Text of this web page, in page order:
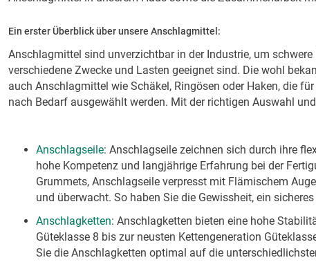
Ein erster Überblick über unsere Anschlagmittel:
Anschlagmittel sind unverzichtbar in der Industrie, um
verschiedene Zwecke und Lasten geeignet sind. Die wohl
auch Anschlagmittel wie Schäkel, Ringösen oder Haken, die
nach Bedarf ausgewählt werden. Mit der richtigen Auswahl
Anschlagseile: Anschlagseile zeichnen sich durch ihre
hohe Kompetenz und langjährige Erfahrung bei der
Grummets, Anschlagseile verpresst mit Flämischem
und überwacht. So haben Sie die Gewissheit, ein
Anschlagketten: Anschlagketten bieten eine hohe
Güteklasse 8 bis zur neusten Kettengeneration
Sie die Anschlagketten optimal auf die